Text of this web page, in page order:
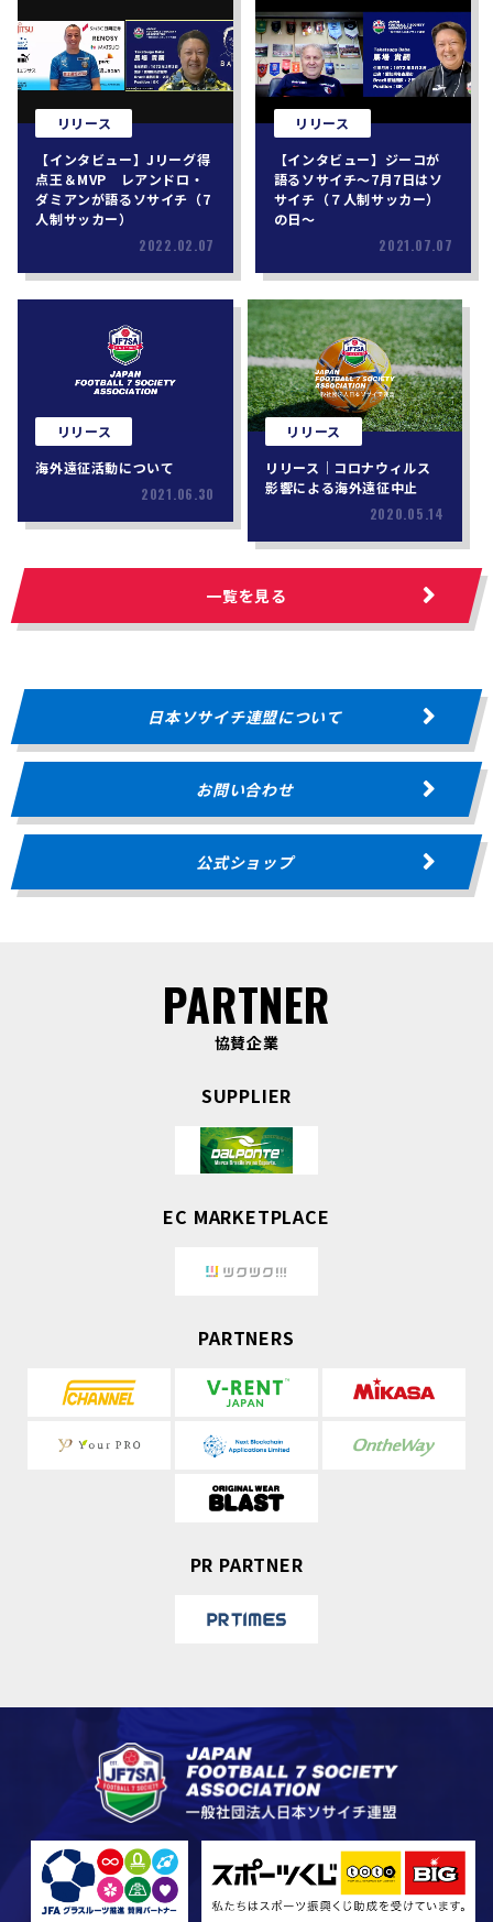
リリース
【インタビュー】Jリーグ得
点王＆MVP レアンドロ・
ダミアンが語るソサイチ（7
人制サッカー）
2022.02.07
リリース
【インタビュー】ジーコが
語るソサイチ〜7月7日はソ
サイチ（７人制サッカー）
の日〜
2021.07.07
リリース
海外遠征活動について
2021.06.30
リリース
リリース｜コロナウィルス
影響による海外遠征中止
2020.05.14
一覧を見る
日本ソサイチ連盟について
お問い合わせ
公式ショップ
PARTNER
協賛企業
SUPPLIER
EC MARKETPLACE
PARTNERS
PR PARTNER